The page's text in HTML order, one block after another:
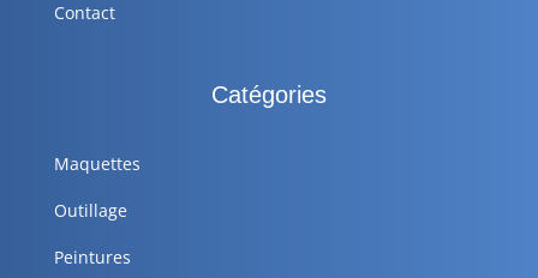
Contact
Catégories
Maquettes
Outillage
Peintures